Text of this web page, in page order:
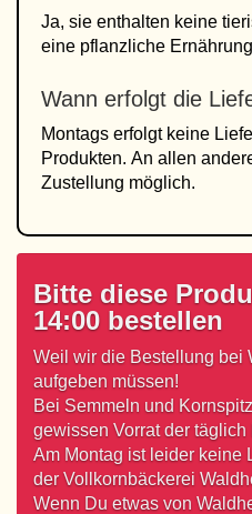
Ja, sie enthalten keine
eine pflanzliche
Wann erfolgt die
Montags erfolgt keine
Produkten. An allen
Zustellung möglich.
Bitte diese
14:00 bestellen
Weil wir die Bestellung bei
aufgeben müssen!
Bei Semmeln und
gewissen Vorrat der täglich
Am Montag ist leider keine
der Vollkornbäckerei
Wenn Du etwas von